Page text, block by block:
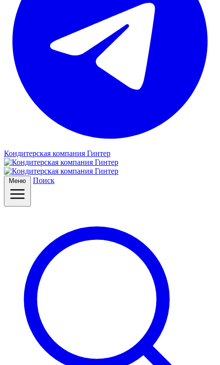
Кондитерская компания Гинтер
Меню Поиск